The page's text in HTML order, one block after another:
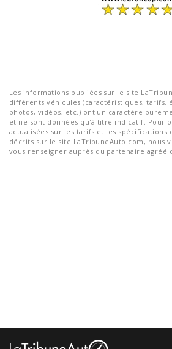
Les informations publiées sur le site
différents véhicules (caractéristiques, tarifs,
photos, vidéos, etc.) ont un caractère
et ne sont données qu'à titre indicatif. Pour
actualisées sur les tarifs et les spécifications
décrits sur le site LaTribuneAuto.com, nous
vous renseigner auprès du partenaire agréé